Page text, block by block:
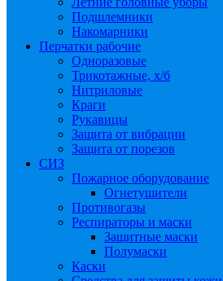
Подшлемники
Накомарники
Перчатки рабочие
Одноразовые
Трикотажные, х/б
Нитриловые
Краги
Рукавицы
Защита от вибрации
Защита от порезов
СИЗ
Пожарное оборудование
Огнетушители
Противогазы
Респираторы и маски
Защитные маски
Полумаски
Каски